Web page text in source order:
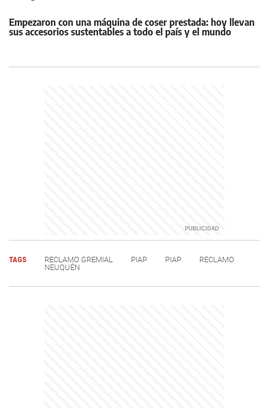
Empezaron con una máquina de coser prestada: hoy llevan
sus accesorios sustentables a todo el país y el mundo
TAGS RECLAMO GREMIAL PIAP PIAP
RECLAMO
NEUQUÉN